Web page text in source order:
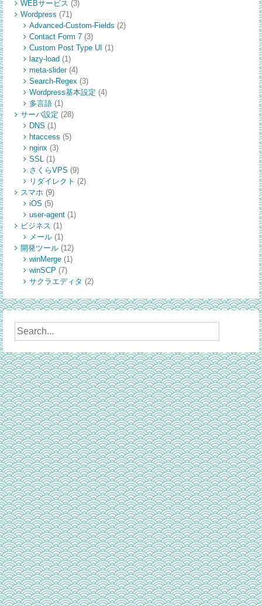
WEBサービス (3)
Wordpress (71)
Advanced-Custom-Fields (2)
Contact Form 7(3)
Custom Post Type UI (1)
lazy-load (1)
meta-slider(4)
Search-Regex (3)
Wordpress基本設定 (4)
多言語(1)
サーバ設定 (28)
DNS (1)
htaccess (5)
nginx (3)
SSL(1)
さくらVPS (9)
リダイレクト (2)
スマホ (9)
iOS (5)
user-agent(1)
ビジネス (1)
メール(1)
開発ツール(12)
winMerge(1)
winSCP (7)
サクラエディタ (2)